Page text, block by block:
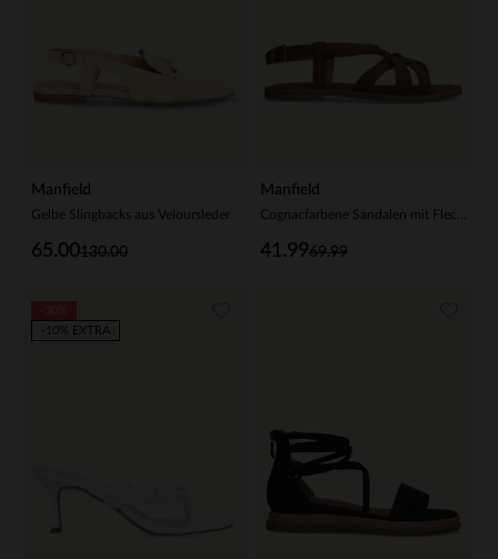
Manfield
Gelbe Slingbacks aus Veloursleder
130.00
65.00
Manfield
69.99
41.99
-10% EXTRA